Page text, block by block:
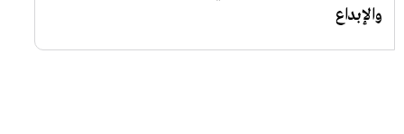
والإبداع